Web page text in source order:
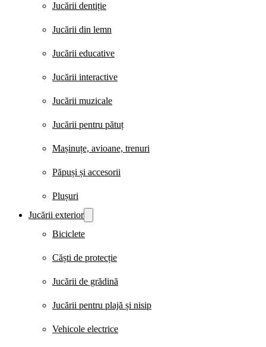
Jucării dentiție
Jucării din lemn
Jucării educative
Jucării interactive
Jucării muzicale
Jucării pentru pătuț
Mașinuțe, avioane, trenuri
Păpuși și accesorii
Plușuri
Jucării exterior
Biciclete
Căști de protecție
Jucării de grădină
Jucării pentru plajă și nisip
Vehicole electrice